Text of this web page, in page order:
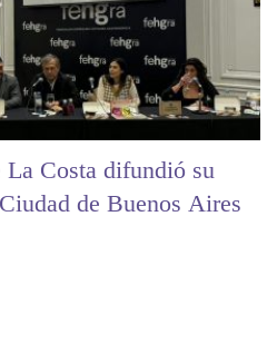
Costa difundió su
de Buenos Aires